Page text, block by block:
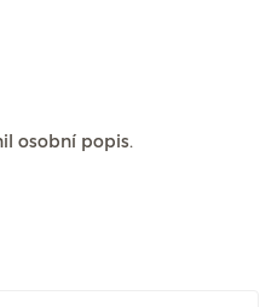
osobní popis.